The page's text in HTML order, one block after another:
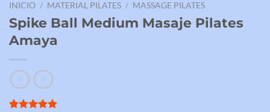
INICIO / MATERIAL PILATES / MASSAGE PILATES
Spike Ball Medium Masaje Pilates
Amaya